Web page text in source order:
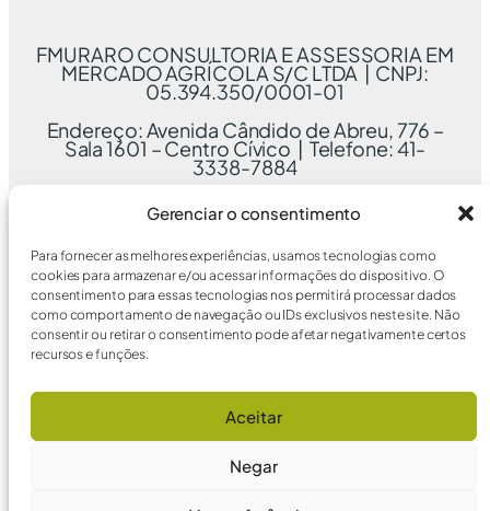
Gerenciar o consentimento
Para fornecer as melhores experiências, usamos tecnologias como
cookies para armazenar e/ou acessar informações do dispositivo. O
consentimento para essas tecnologias nos permitirá processar dados
como comportamento de navegação ou IDs exclusivos neste site. Não
consentir ou retirar o consentimento pode afetar negativamente certos
recursos e funções.
Aceitar
Negar
FMURARO CONSULTORIA E ASSESSORIA EM
MERCADO AGRÍCOLA S/C LTDA | CNPJ:
05.394.350/0001-01
Endereço: Avenida Cândido de Abreu, 776 –
Sala 1601 – Centro Cívico | Telefone: 41-
3338-7884